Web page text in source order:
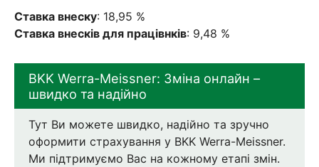
Ставка внеску: 18,95 %
Ставка внесків для працівнків: 9,48 %
BKK Werra-Meissner: Зміна онлайн –
швидко та надійно
Тут Ви можете швидко, надійно та зручно
оформити страхування у BKK Werra-Meissner.
Ми підтримуємо Вас на кожному етапі змін.